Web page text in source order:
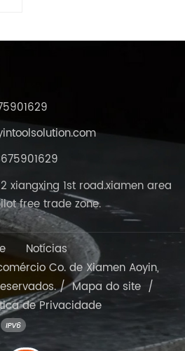
xiangxing 1st road.xiamen area
free trade zone.
Notícias
Co. de Xiamen Aoyin,
/Mapa do site /
de Privacidade